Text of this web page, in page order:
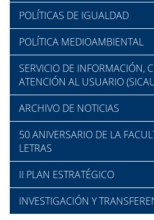
POLÍTICAS DE IGUALDAD
POLÍTICA MEDIOAMBIENTAL
SERVICIO DE INFORMACIÓN,
ATENCIÓN AL USUARIO
ARCHIVO DE NOTICIAS
50 ANIVERSARIO DE LA
LETRAS
II PLAN ESTRATÉGICO
INVESTIGACIÓN Y